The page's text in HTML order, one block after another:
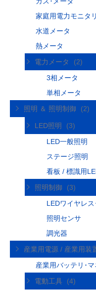
家庭用電力モニタ
水道メータ
熱メータ
電力メータ
(2)
3相メータ
単相メータ
照明 ＆ 照明制御
(2)
LED照明
(3)
LED一般照明
ステージ照明
看板 / 標識用
照明制御
(3)
LEDワイヤレ
照明センサ
調光器
産業用電源 / 産業用装
産業用バッテリ･マ
電動工具
(4)